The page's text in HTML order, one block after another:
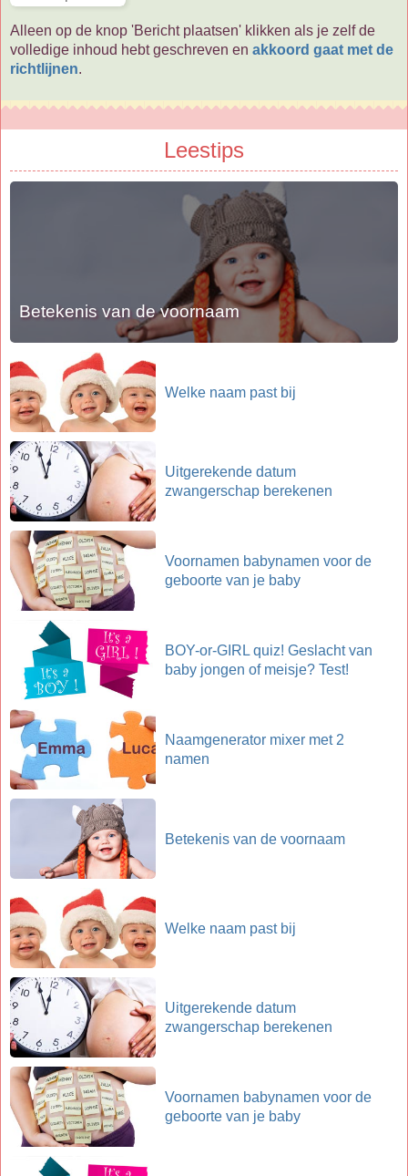
Alleen op de knop 'Bericht plaatsen' klikken als je zelf de
volledige inhoud hebt geschreven en akkoord gaat met de
richtlijnen.
Leestips
Betekenis van de voornaam
Welke naam past bij
Uitgerekende datum
zwangerschap berekenen
Voornamen babynamen voor de
geboorte van je baby
BOY-or-GIRL quiz! Geslacht van
baby jongen of meisje? Test!
Naamgenerator mixer met 2
namen
Betekenis van de voornaam
Welke naam past bij
Uitgerekende datum
zwangerschap berekenen
Voornamen babynamen voor de
geboorte van je baby